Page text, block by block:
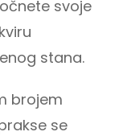
svoje
stana.
brojem
se